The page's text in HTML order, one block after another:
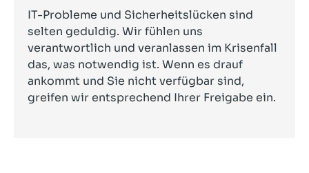
IT-Probleme und Sicherheitslücken sind
selten geduldig. Wir fühlen uns
verantwortlich und veranlassen im Krisenfall
das, was notwendig ist. Wenn es drauf
ankommt und Sie nicht verfügbar sind,
greifen wir entsprechend Ihrer Freigabe ein.